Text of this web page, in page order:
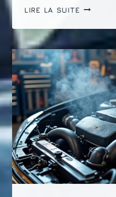
LIRE LA SUITE QUE
LE
VOYANT
CLÉ
À
MOLETTE
SUR
VOTRE
VOITURE
?